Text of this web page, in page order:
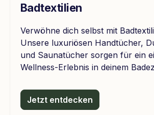
Badtextilien
Verwöhne dich selbst mit
Unsere luxuriösen Handtücher,
und Saunatücher sorgen für ein
Wellness-Erlebnis in deinem
Jetzt entdecken